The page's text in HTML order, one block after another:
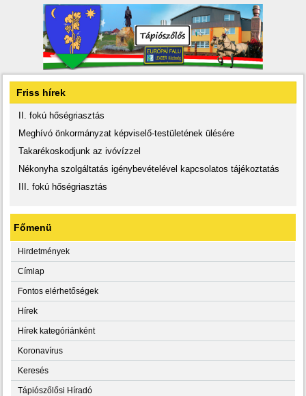
Friss hírek
II. fokú hőségriasztás
Meghívó önkormányzat képviselő-testületének ülésére
Takarékoskodjunk az ivóvízzel
Nékonyha szolgáltatás igénybevételével kapcsolatos tájékoztatás
III. fokú hőségriasztás
Főmenü
Hirdetmények
Címlap
Fontos elérhetőségek
Hírek
Hírek kategóriánként
Koronavírus
Keresés
Tápiószőlősi Híradó